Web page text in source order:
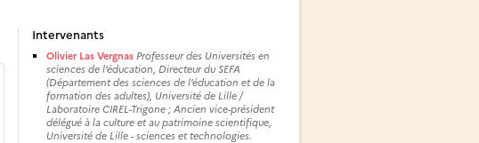
Intervenants
Olivier Las Vergnas Professeur des Universités en
sciences de l’éducation, Directeur du SEFA
(Département des sciences de l’éducation et de la
formation des adultes), Université de Lille /
Laboratoire CIREL-Trigone ; Ancien vice-président
délégué à la culture et au patrimoine scientifique,
Université de Lille - sciences et technologies.